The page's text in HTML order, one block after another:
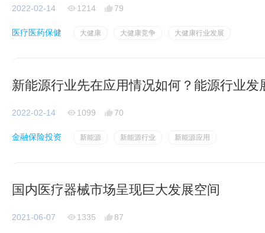
2022-02-14 1214 79
医疗医药保健 大健康 大健康竞争 大健康行业发展
新能源行业先在应用情况如何？能源行业发
2022-02-14 1099 70
金融保险投资 新能源 新能源行业 新能源应用
国内医疗器械市场呈现巨大发展空间
2021-06-07 1335 87